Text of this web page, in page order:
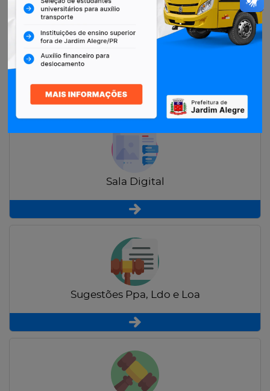
Restituição de Contribuintes
Sala Digital
Sugestões Ppa, Ldo e Loa